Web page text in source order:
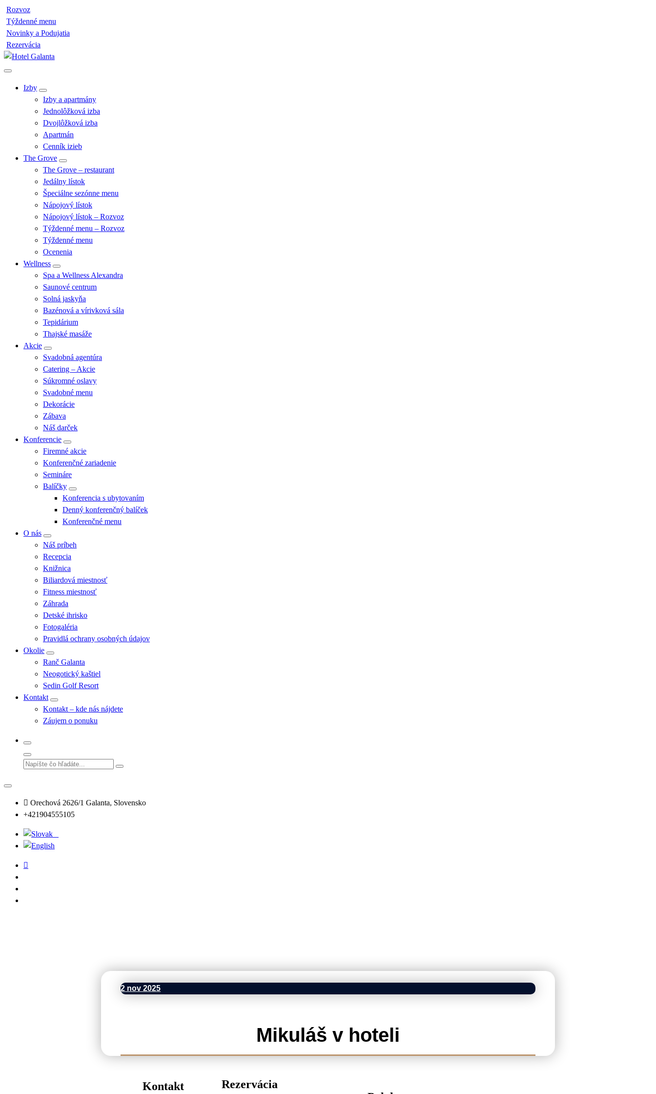
Rozvoz
Týždenné menu
Novinky a Podujatia
Rezervácia
Izby
Izby a apartmány
Jednolôžková izba
Dvojlôžková izba
Apartmán
Cenník izieb
The Grove
The Grove – restaurant
Jedálny lístok
Špeciálne sezónne menu
Nápojový lístok
Nápojový lístok – Rozvoz
Týždenné menu – Rozvoz
Týždenné menu
Ocenenia
Wellness
Spa a Wellness Alexandra
Saunové centrum
Solná jaskyňa
Bazénová a vírivková sála
Tepidárium
Thajské masáže
Akcie
Svadobná agentúra
Catering – Akcie
Súkromné oslavy
Svadobné menu
Dekorácie
Zábava
Náš darček
Konferencie
Firemné akcie
Konferenčné zariadenie
Semináre
Balíčky
Konferencia s ubytovaním
Denný konferenčný balíček
Konferenčné menu
O nás
Náš príbeh
Recepcia
Knižnica
Biliardová miestnosť
Fitness miestnosť
Záhrada
Detské ihrisko
Fotogaléria
Pravidlá ochrany osobných údajov
Okolie
Ranč Galanta
Neogotický kaštiel
Sedin Golf Resort
Kontakt
Kontakt – kde nás nájdete
Záujem o ponuku
Orechová 2626/1 Galanta, Slovensko
+421904555105
2 nov 2025
Mikuláš v hoteli
Kontakt
Rezervácia